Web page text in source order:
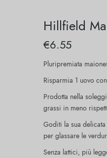
Hillfield
€6.55
Pluripremiata
Risparmia 1 uovo
Prodotta nella
grassi in meno
Goditi la sua
per glassare le
Senza lattici, più